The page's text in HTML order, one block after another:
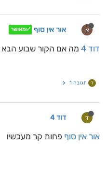
א אור אין סוף ✅מאושר
דוד 4 מה אם הקור שבוע הבא
ד תגובה 1
ד דוד 4
אור אין סוף פחות קר מעכשיו